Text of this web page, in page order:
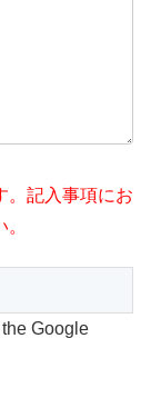
。記入事項にお
Google